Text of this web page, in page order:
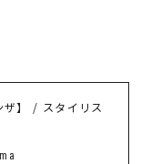
ザ】 / スタイリス